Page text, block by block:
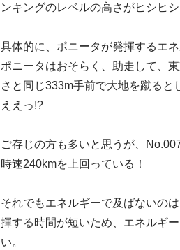
ンキングのレベルの高さがヒシヒ
具体的に、ポニータが発揮するエ
ポニータはおそらく、助走して、
さと同じ333m手前で大地を蹴る
ええっ!?
ご存じの方も多いと思うが、
時速240kmを上回っている！
それでもエネルギーで及ばないの
揮する時間が短いため、エネルギ
い。